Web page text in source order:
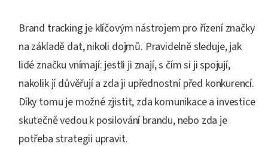
Brand tracking je klíčovým nástrojem pro řízení značky
na základě dat, nikoli dojmů. Pravidelně sleduje, jak
lidé značku vnímají: jestli ji znají, s čím si ji spojují,
nakolik jí důvěřují a zda ji upřednostní před konkurencí.
Díky tomu je možné zjistit, zda komunikace a investice
skutečně vedou k posilování brandu, nebo zda je
potřeba strategii upravit.